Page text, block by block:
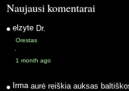
Naujausi komentarai
elzyte Dr.
Orestas
·
1 month ago
Irma aurė reiškia auksas